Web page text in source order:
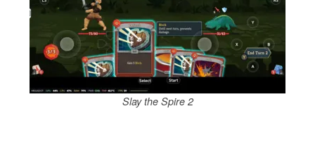
Slay the Spire 2